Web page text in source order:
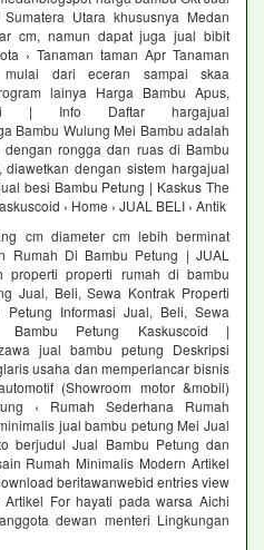
Utara khususnya Medan
cm, namun dapat juga jual bibit
› Tanaman taman Apr Tanaman
dari eceran sampai skaa
lainya Harga Bambu Apus,
| Info Daftar hargajual
Bambu Wulung Mei Bambu adalah
rongga dan ruas di Bambu
dengan sistem hargajual
besi Bambu Petung | Kaskus The
› Home › JUAL BELI › Antik
cm diameter cm lebih berminat
Rumah Di Bambu Petung | JUAL
properti properti rumah di bambu
Jual, Beli, Sewa Kontrak Properti
Informasi Jual, Beli, Sewa
Petung Kaskuscoid |
jual bambu petung Deskripsi
usaha dan memperlancar bisnis
(Showroom motor &mobil)
‹ Rumah Sederhana Rumah
jual bambu petung Mei Jual
berjudul Jual Bambu Petung dan
Rumah Minimalis Modern Artikel
beritawanwebid entries view
For hayati pada warsa Aichi
dewan menteri Lingkungan